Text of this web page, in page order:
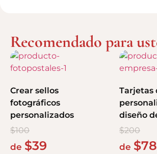
Recomendado para
Crear sellos
fotográficos
personalizados
$100
de $39
Tarjetas
diseño
$200
de $78